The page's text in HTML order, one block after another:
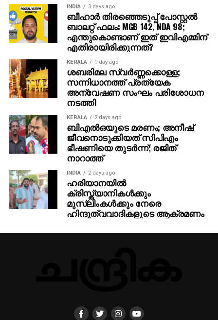
INDIA 3 days ago
ബീഹാർ തിരഞ്ഞെടുപ്പ് പോസ്റ്റൽ
ബാലറ്റ് ഫലം: MGB 142, NDA 98;
എന്തുകൊണ്ടാണ് ഇത് ഇവിഎമ്മിന്
എതിരായിരിക്കുന്നത്?
KERALA 1 day ago
ശബരിമല സ്വര്‍ണ്ണക്കൊള്ള;
സന്നിധാനത്ത് പ്രത്യേക
അന്വേഷണ സംഘം പരിശോധന
നടത്തി
KERALA 2 days ago
ബിഎല്‍ഒയുടെ മരണം; അനീഷ്
ജീവനൊടുക്കിയത് സിപിഎം
ഭീഷണിയെ തുടര്‍ന്ന്; രജിത്
നാറാത്ത്
INDIA 2 days ago
ഹരിയാനയില്‍
ക്രിസ്ത്യാനികള്‍ക്കും
മുസ്‌ലിംകള്‍ക്കും നേരെ
ഹിന്ദുത്വവാദികളുടെ ആക്രമണം